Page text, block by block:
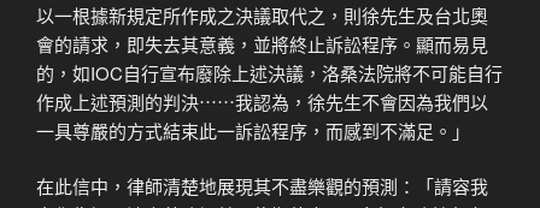
以一根據新規定所作成之決議取代之，則徐先生及台北奧
會的請求，即失去其意義，並將終止訴訟程序。顯而易見
的，如IOC自行宣布廢除上述決議，洛桑法院將不可能自行
作成上述預測的判決⋯⋯我認為，徐先生不會因為我們以
一具尊嚴的方式結束此一訴訟程序，而感到不滿足。」
在此信中，律師清楚地展現其不盡樂觀的預測：「請容我